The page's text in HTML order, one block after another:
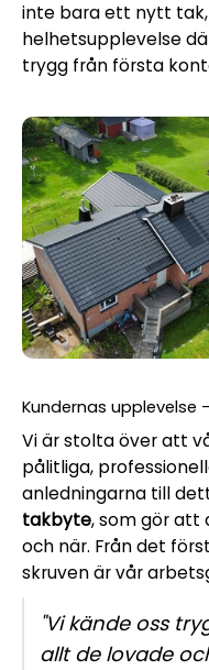
inte bara ett nytt
helhetsupplevelse
trygg från första
Kundernas
Vi är stolta över att
pålitliga,
anledningarna till
takbyte, som gör att
och när. Från det
skruven är vår
"Vi kände oss
allt de lovade